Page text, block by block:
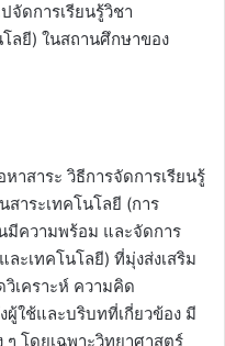
จัดการเรียนรู้วิชา
ลยี) ในสถานศึกษาของ
าสาระ วิธีการจัดการเรียนรู้
สาระเทคโนโลยี (การ
มีความพร้อม และจัดการ
ะเทคโนโลยี) ที่มุ่งส่งเสริม
เคราะห์ ความคิด
ใช้และบริบทที่เกี่ยวข้อง มี
โดยเฉพาะวิทยาศาสตร์